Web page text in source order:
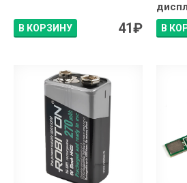
В КОРЗИНУ 41₽ В